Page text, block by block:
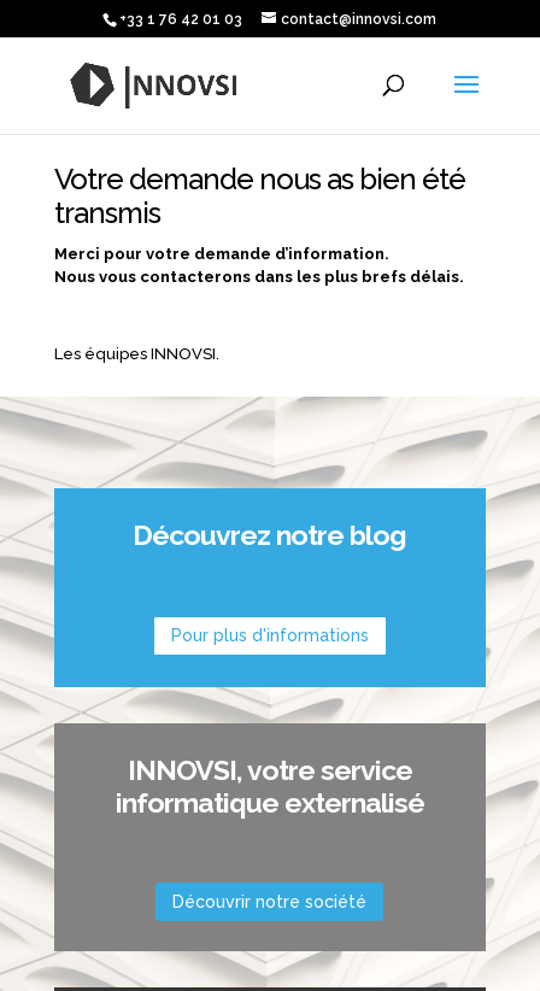
+33 1 76 42 01 03 contact@innovsi.com
Votre demande nous as bien été
transmis
Merci pour votre demande d’information.
Nous vous contacterons dans les plus brefs délais.
Les équipes INNOVSI.
Découvrez notre blog
Pour plus d'informations
INNOVSI, votre service
informatique externalisé
Découvrir notre société